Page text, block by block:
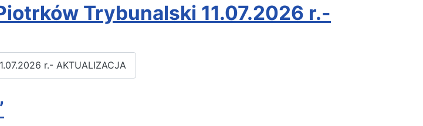
Trybunalski 11.07.2026 r.-
r.- AKTUALIZACJA